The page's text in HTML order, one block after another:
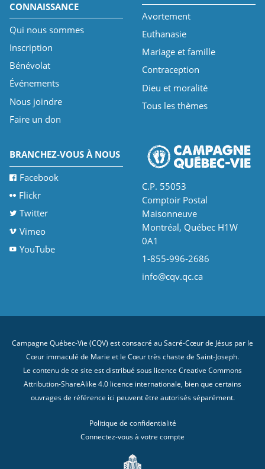
CONNAISSANCE
Qui nous sommes
Inscription
Bénévolat
Événements
Nous joindre
Faire un don
Avortement
Euthanasie
Mariage et famille
Contraception
Dieu et moralité
Tous les thèmes
BRANCHEZ-VOUS À NOUS
Facebook
Flickr
Twitter
Vimeo
YouTube
C.P. 55053
Comptoir Postal
Maisonneuve
Montréal, Québec H1W
0A1
1-855-996-2686
info@cqv.qc.ca
Campagne Québec-Vie (CQV) est consacré au Sacré-Cœur de Jésus par le
Cœur immaculé de Marie et le Cœur très chaste de Saint-Joseph.
Le contenu de ce site est distribué sous licence Creative Commons
Attribution-ShareAlike 4.0 licence internationale , bien que certains
ouvrages de référence ici peuvent être autorisés séparément.
Politique de confidentialité
Connectez-vous à votre compte